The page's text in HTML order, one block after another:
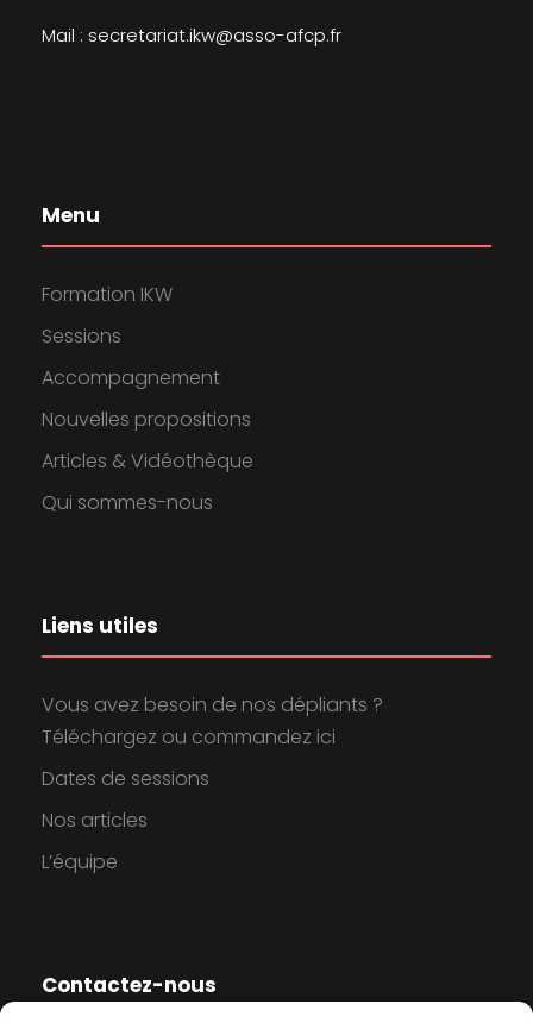
Mail : secretariat.ikw@asso-afcp.fr
Menu
Formation IKW
Sessions
Accompagnement
Nouvelles propositions
Articles & Vidéothèque
Qui sommes-nous
Liens utiles
Vous avez besoin de nos dépliants ?
Téléchargez ou commandez ici
Dates de sessions
Nos articles
L’équipe
Contactez-nous